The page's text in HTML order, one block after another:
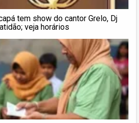
tem show do cantor Grelo, Dj
veja horários